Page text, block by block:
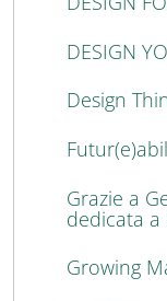
DESIGN
Design
Grazie a
dedicata a
Growing